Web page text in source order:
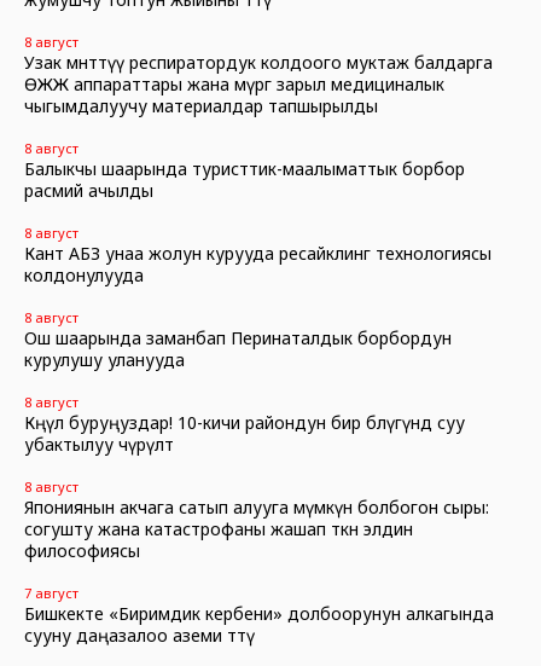
8 август
Узак мөөнөттүү респиратордук колдоого муктаж балдарга
ӨЖЖ аппараттары жана өмүргө зарыл медициналык
чыгымдалуучу материалдар тапшырылды
8 август
Балыкчы шаарында туристтик-маалыматтык борбор
расмий ачылды
8 август
Кант АБЗ унаа жолун курууда ресайклинг технологиясы
колдонулууда
8 август
Ош шаарында заманбап Перинаталдык борбордун
курулушу уланууда
8 август
Көңүл буруңуздар! 10-кичи райондун бир бөлүгүндө суу
убактылуу өчүрүлөт
8 август
Япониянын акчага сатып алууга мүмкүн болбогон сыры:
согушту жана катастрофаны жашап өткөн элдин
философиясы
7 август
Бишкекте «Биримдик кербени» долбоорунун алкагында
сууну даңазалоо аземи өттү